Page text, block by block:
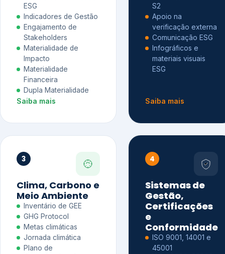
ESG
Indicadores de Gestão
Engajamento de
Stakeholders
Materialidade de
Impacto
Materialidade
Financeira
Dupla Materialidade
Saiba mais
S2
Apoio na
verificação externa
Comunicação ESG
Infográficos e
materiais visuais
ESG
Saiba mais
3
Clima, Carbono e
Meio Ambiente
Inventário de GEE
GHG Protocol
Metas climáticas
Jornada climática
Plano de
4
Sistemas de
Gestão,
Certificações
e
Conformidade
ISO 9001, 14001 e
45001